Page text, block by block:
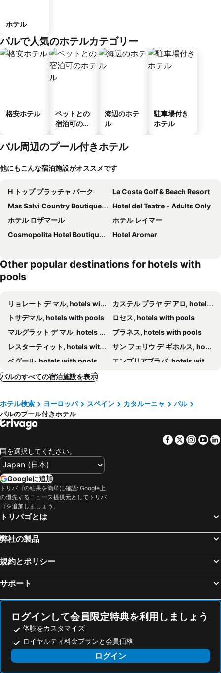
ホテル
パルで人気のホテルカテゴリー
格安ホテル
ペットとの
宿泊可のホ
海辺のホテ
ル
駐車場付き
ホテル
パル周辺のプール付きホテル
他にもこんな宿泊施設がオススメです
H トップ プラッチャ パーク
La Costa Golf & Beach Resort
Mas Salvi Country Boutique Hotel
Hotel del Teatre - Adults Only
ホテル ロザマール
ホテル レイマー
Cosmopolita Hotel Boutique & Spa
Hotel Aromar
Other popular destinations for hotels with
pools
リョレート デ マル, hotels with pools
カステル プラヤ デ アロ, hotels with pools
トサデマル, hotels with pools
ロセス, hotels with pools
マルグラット デ マル, hotels with pools
ブラネス, hotels with pools
レスターティット, hotels with pools
サン フェリウ デ ギホルス, hotels with pools
ベグール, hotels with pools
エンプリアブラバ, hotels with pools
レスカラ, hotels with pools
カダケス, hotels with pools
サンタ クリスティーナ デ アロ, hotels with pools
バルセロナ, hotels with pools
トロエッリャ デ モントグリ, hotels with pools
サン アントニ デ カロンジェ, hotels with pools
カステーヨ デ エンプリエス, hotels with pools
パラフルヘル, hotels with pools
カレーリャ デ パラフリュージェル, hotels with pools
San Pedro Pescador, hotels with pools
バル=リョブレガ, hotels with pools
Peralada, hotels with pools
グアルタ, hotels with pools
Vilademuls, hotels with pools Besalú, hotels with pools
Mayá de Moncal, hotels with pools
Tordera, hotels with pools
バニョレス, hotels with pools
パルのすべての宿泊施設を表示
ホテル検索 ヨーロッパ スペイン カタルーニャ
パル
パルのプール付きホテル
Facebook
Twitter
国を選択してください。
Googleに追加
トリバゴの結果を簡単に確認: Google上
の優先するニュース提供元としてトリバ
ゴを追加しましょう。
トリバゴとは
弊社の製品
規約とポリシー
サポート
ログインして会員限定特典を利用しましょう
体験をカスタマイズ
ロイヤルティ料金プランと会員価格
ログイン